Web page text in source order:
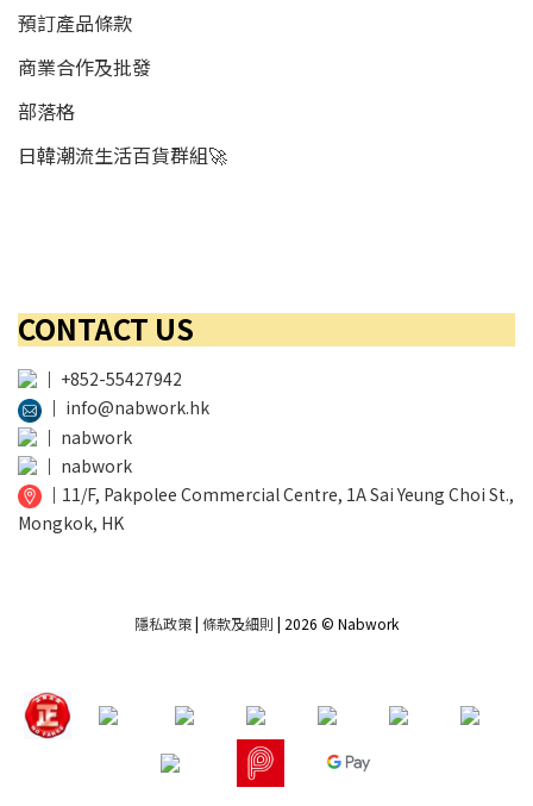
預訂產品條款
商業合作及批發
部落格
日韓潮流生活百貨群組🚀
CONTACT US
│ +852-55427942
│ info@nabwork.hk
│ nabwork
│ nabwork
│ 11/F, Pakpolee Commercial Centre, 1A Sai Yeung Choi St.,
Mongkok, HK
隱私政策| 條款及細則 | 2026 © Nabwork